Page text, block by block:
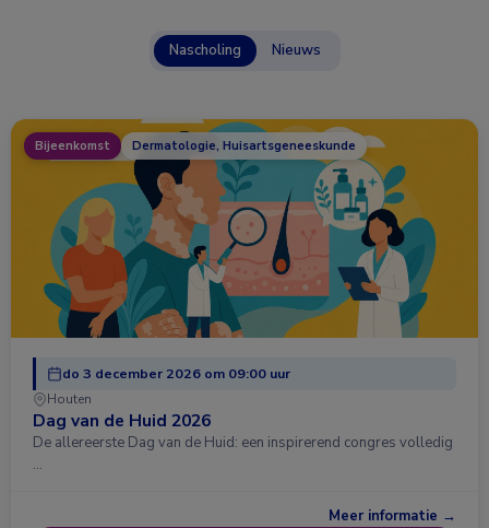
Nascholing Nieuws
Bijeenkomst Dermatologie, Huisartsgeneeskunde
do 3 december 2026 om 09:00 uur
Houten
Dag van de Huid 2026
De allereerste Dag van de Huid: een inspirerend congres volledig
…
Meer informatie →